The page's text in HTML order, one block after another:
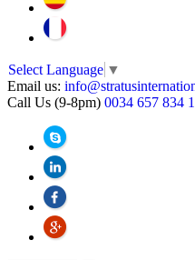
Select Language ▼
Email us:
Call Us (9-8pm) 0034 657 834